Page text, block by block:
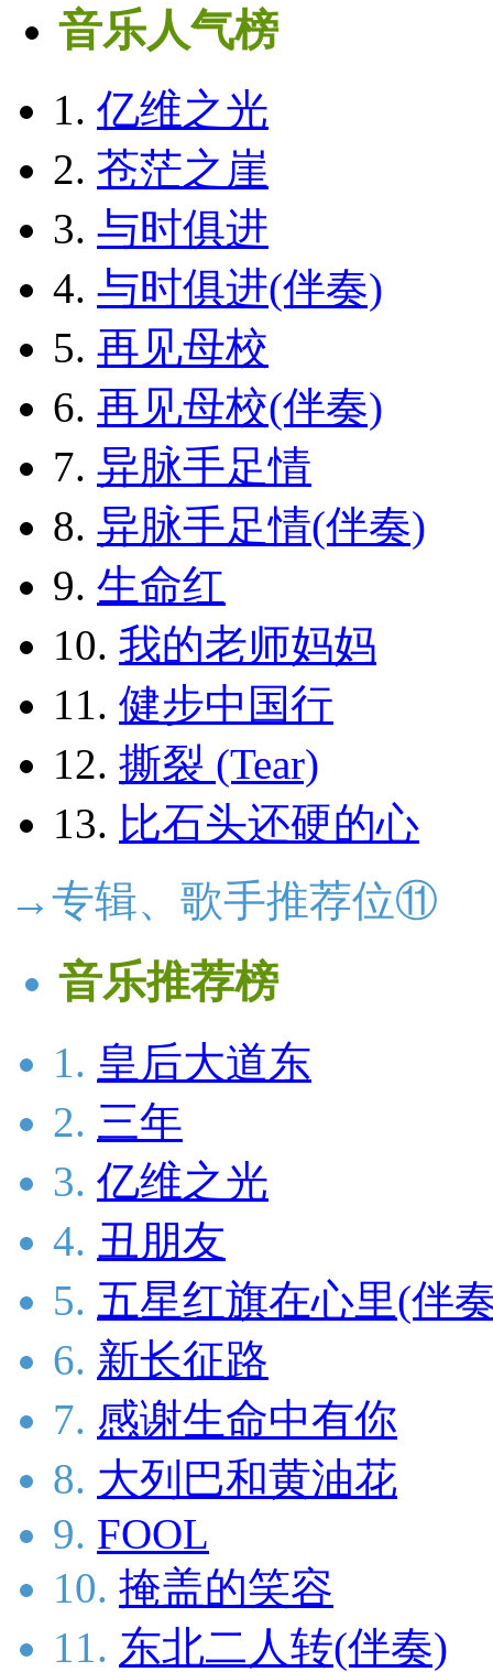
音乐人气榜
1. 亿维之光
2. 苍茫之崖
3. 与时俱进
4. 与时俱进(伴奏)
5. 再见母校
6. 再见母校(伴奏)
7. 异脉手足情
8. 异脉手足情(伴奏)
9. 生命红
10. 我的老师妈妈
11. 健步中国行
12. 撕裂 (Tear)
13. 比石头还硬的心
→专辑、歌手推荐位⑪
音乐推荐榜
1. 皇后大道东
2. 三年
3. 亿维之光
4. 丑朋友
5. 五星红旗在心里(伴
6. 新长征路
7. 感谢生命中有你
8. 大列巴和黄油花
9. FOOL
10. 掩盖的笑容
11. 东北二人转(伴奏)